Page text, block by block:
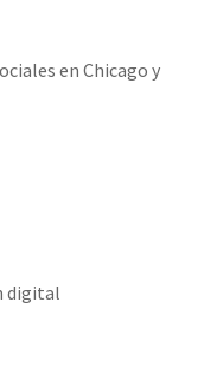
en Chicago y
digital